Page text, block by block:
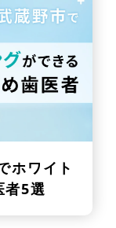
ホワイト
者5選